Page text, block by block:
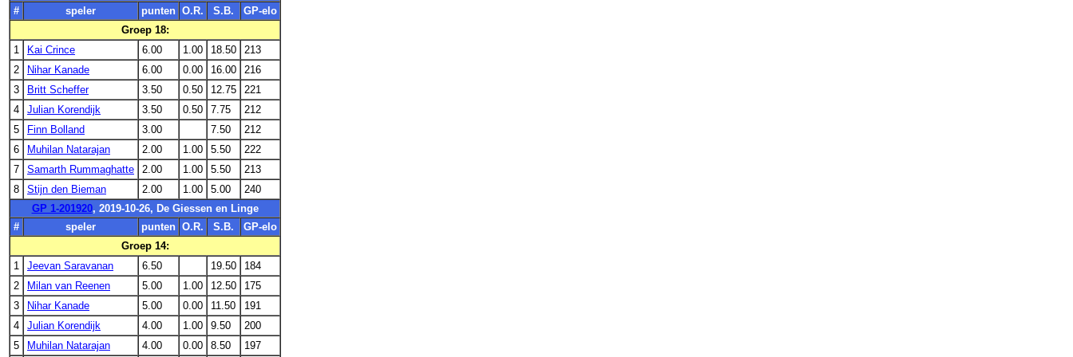
#
speler punten O.R. S.B.
GP-elo
Groep 18:
1
Kai Crince 6.00 1.00 18.50
213
2
Nihar Kanade 6.00 0.00 16.00
216
3
Britt Scheffer 3.50 0.50 12.75
221
4
Julian Korendijk 3.50 0.50 7.75
212
5
Finn Bolland 3.00 7.50
212
6
Muhilan Natarajan 2.00 1.00 5.50
222
7
Samarth Rummaghatte 2.00 1.00 5.50
213
8
Stijn den Bieman 2.00 1.00 5.00
240
GP 1-201920, 2019-10-26, De Giessen en Linge
#
speler punten O.R. S.B.
GP-elo
Groep 14:
1
Jeevan Saravanan 6.50 19.50
184
2
Milan van Reenen 5.00 1.00 12.50
175
3
Nihar Kanade 5.00 0.00 11.50
191
4
Julian Korendijk 4.00 1.00 9.50
200
5
Muhilan Natarajan 4.00 0.00 8.50 197